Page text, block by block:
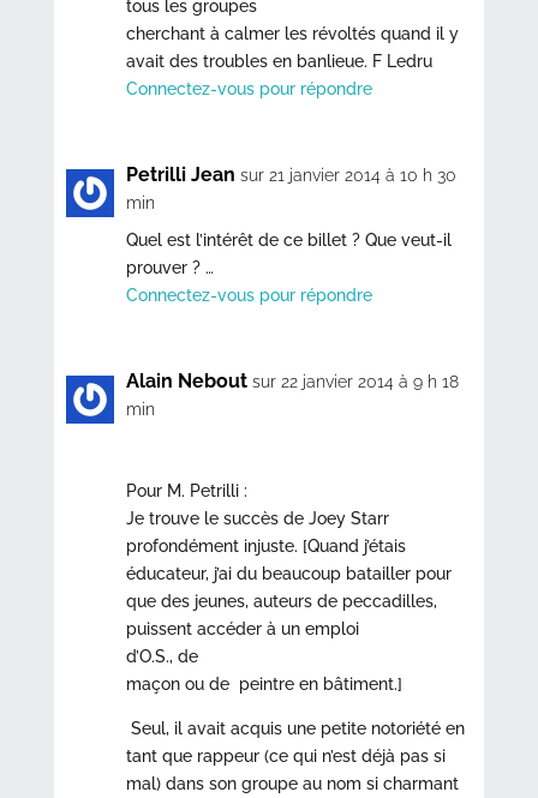
tous les groupes
cherchant à calmer les révoltés quand il y
avait des troubles en banlieue. F Ledru
Connectez-vous pour répondre
Petrilli Jean sur 21 janvier 2014 à 10 h 30
min
Quel est l’intérêt de ce billet ? Que veut-il
prouver ? …
Connectez-vous pour répondre
Alain Nebout sur 22 janvier 2014 à 9 h 18
min
Pour M. Petrilli :
Je trouve le succès de Joey Starr
profondément injuste. [Quand j’étais
éducateur, j’ai du beaucoup batailler pour
que des jeunes, auteurs de peccadilles,
puissent accéder à un emploi
d’O.S., de
maçon ou de peintre en bâtiment.]
Seul, il avait acquis une petite notoriété en
tant que rappeur (ce qui n’est déjà pas si
mal) dans son groupe au nom si charmant